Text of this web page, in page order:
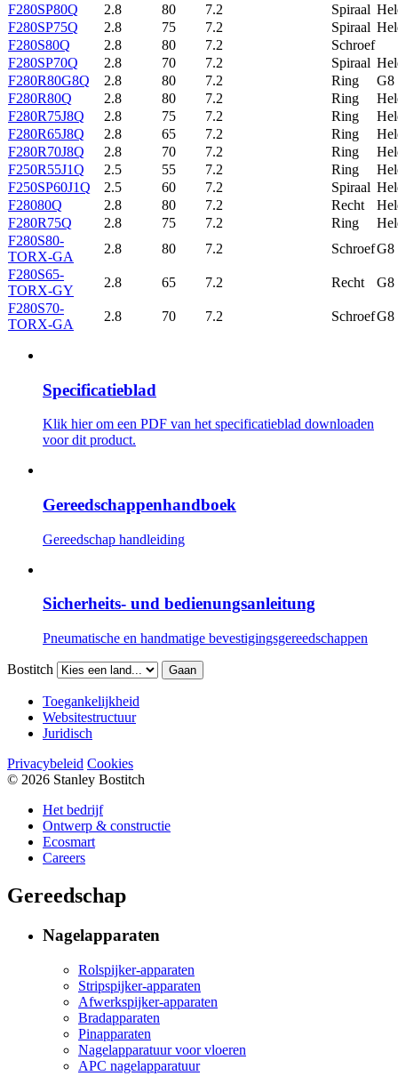
F280SP80Q
2.8 80 7.2 Spiraal
F280SP75Q
2.8 75 7.2 Spiraal
F280S80Q
2.8 80 7.2
Schroef
F280SP70Q
2.8 70 7.2 Spiraal
F280R80G8Q
2.8 80 7.2 Ring
G8
F280R80Q
2.8 80 7.2 Ring
F280R75J8Q
2.8 75 7.2 Ring
F280R65J8Q
2.8 65 7.2 Ring
F280R70J8Q
2.8 70 7.2 Ring
F250R55J1Q
2.5 55 7.2 Ring
F250SP60J1Q
2.5 60 7.2 Spiraal
F28080Q
2.8 80 7.2 Recht
F280R75Q
2.8 75 7.2 Ring
F280S80-
TORX-GA
2.8 80 7.2 SchroefG8
F280S65-
TORX-GY
2.8 65 7.2 Recht
G8
F280S70-
TORX-GA
2.8 70 7.2 SchroefG8
Specificatieblad
Klik hier om een ​​PDF van het specificatieblad downloaden
voor dit product.
Gereedschappenhandboek
Gereedschap handleiding
Sicherheits- und bedienungsanleitung
Pneumatische en handmatige bevestigingsgereedschappen
Bostitch Gaan
Toegankelijkheid
Websitestructuur
Juridisch
Privacybeleid Cookies
© 2026 Stanley Bostitch
Het bedrijf
Ontwerp & constructie
Ecosmart
Careers
Gereedschap
Nagelapparaten
Rolspijker-apparaten
Stripspijker-apparaten
Afwerkspijker-apparaten
Bradapparaten
Pinapparaten
Nagelapparatuur voor vloeren
APC nagelapparatuur